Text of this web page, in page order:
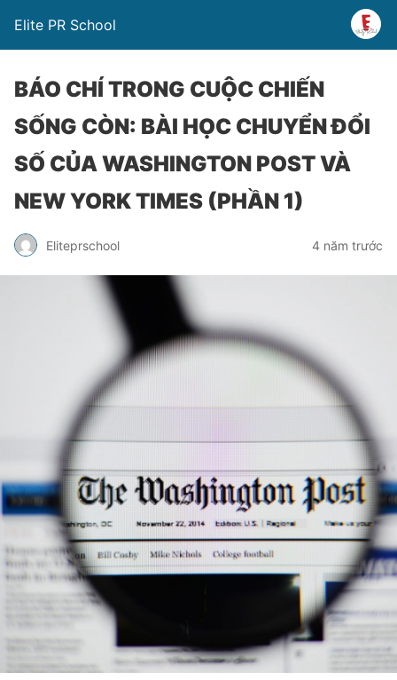
Elite PR School
BÁO CHÍ TRONG CUỘC CHIẾN
SỐNG CÒN: BÀI HỌC CHUYỂN ĐỔI
SỐ CỦA WASHINGTON POST VÀ
NEW YORK TIMES (PHẦN 1)
Eliteprschool 4 năm trước